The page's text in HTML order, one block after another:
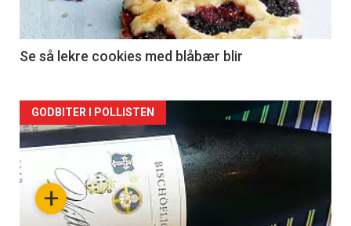
Se så lekre cookies med blåbær blir
Forsiden
akkurat
nå+
GODBITER I POLLISTEN